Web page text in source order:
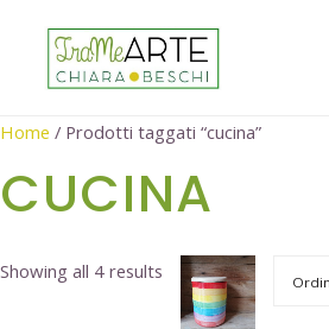
Home / Prodotti taggati “cucina”
CUCINA
Showing all 4 results